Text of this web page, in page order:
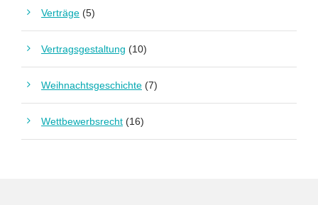
Verträge (5)
Vertragsgestaltung (10)
Weihnachtsgeschichte (7)
Wettbewerbsrecht (16)